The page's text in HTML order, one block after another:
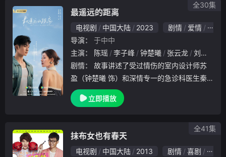
最遥远的距离
电视剧 中国大陆 2023 剧情 爱情
国产
导演：
于中中
主演：
陈瑶 李子峰 钟楚曦 张云龙 刘宇航
剧情：
盈（钟楚曦 饰）和深情专一的急诊科医生秦
云生（张云龙 饰）之间互相治愈的爱情故事
。苏盈是业内炙手可热的建筑室内设计师，也
立即播放
全30集
抹布女也有春天
电视剧 中国大陆 2013 剧情 喜剧
爱情
全41集